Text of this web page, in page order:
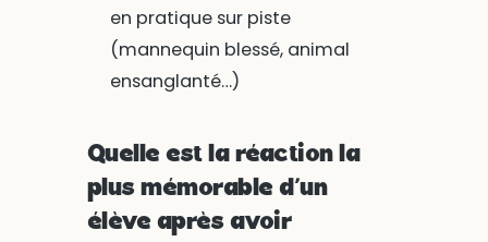
en pratique sur piste
(mannequin blessé, animal
ensanglanté…)
Quelle est la réaction la
plus mémorable d’un
élève après avoir